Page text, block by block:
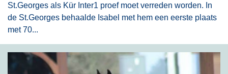
St.Georges als Kür Inter1 proef moet verreden worden. In
de St.Georges behaalde Isabel met hem een eerste plaats
met 70...